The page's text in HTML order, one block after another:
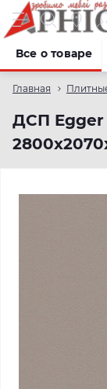
Главная
ДСП Egger
Все о товаре